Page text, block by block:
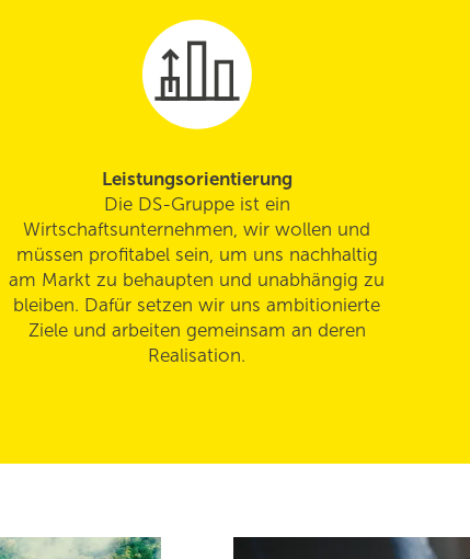
Leistungsorientierung
Die DS-Gruppe ist ein
Wirtschaftsunternehmen, wir wollen und
müssen profitabel sein, um uns nachhaltig
am Markt zu behaupten und unabhängig zu
bleiben. Dafür setzen wir uns ambitionierte
Ziele und arbeiten gemeinsam an deren
Realisation.